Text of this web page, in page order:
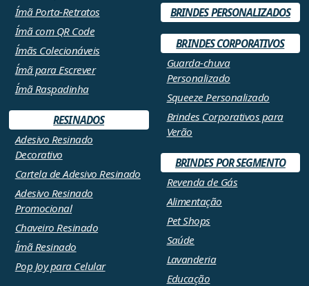
Ímã Porta-Retratos
Ímã com QR Code
Ímãs Colecionáveis
Ímã para Escrever
Ímã Raspadinha
RESINADOS
Adesivo Resinado
Decorativo
Cartela de Adesivo Resinado
Adesivo Resinado
Promocional
Chaveiro Resinado
Ímã Resinado
Pop Joy para Celular
BRINDES PERSONALIZADOS
BRINDES CORPORATIVOS
Guarda-chuva
Personalizado
Squeeze Personalizado
Brindes Corporativos para
Verão
BRINDES POR SEGMENTO
Revenda de Gás
Alimentação
Pet Shops
Saúde
Lavanderia
Educação